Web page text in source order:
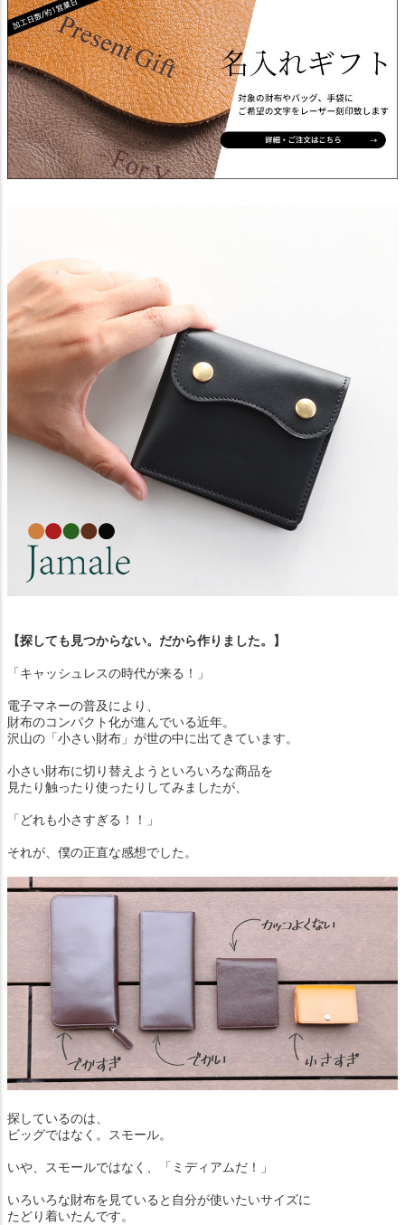
【探しても見つからない。だから作りました。】
「キャッシュレスの時代が来る！」
電子マネーの普及により、
財布のコンパクト化が進んでいる近年。
沢山の「小さい財布」が世の中に出てきています。
小さい財布に切り替えようといろいろな商品を
見たり触ったり使ったりしてみましたが、
「どれも小さすぎる！！」
それが、僕の正直な感想でした。
探しているのは、
ビッグではなく。スモール。
いや、スモールではなく、「ミディアムだ！」
いろいろな財布を見ていると自分が使いたいサイズに
たどり着いたんです。